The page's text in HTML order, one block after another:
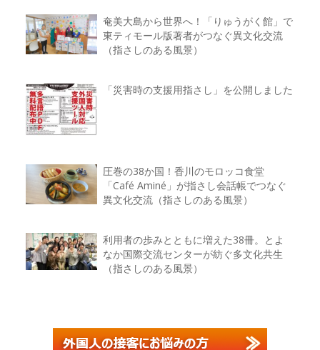
奄美大島から世界へ！「りゅうがく館」で
東ティモール版著者がつなぐ異文化交流
（指さしのある風景）
「災害時の支援用指さし」を公開しました
圧巻の38か国！香川のモロッコ食堂
「Café Aminé」が指さし会話帳でつなぐ
異文化交流（指さしのある風景）
利用者の歩みとともに増えた38冊。とよ
なか国際交流センターが紡ぐ多文化共生
（指さしのある風景）